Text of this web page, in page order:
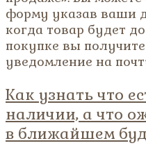
форму указав ваши
когда товар будет
покупке вы получите
уведомление на
Как узнать что
наличии, а что
в ближайшем